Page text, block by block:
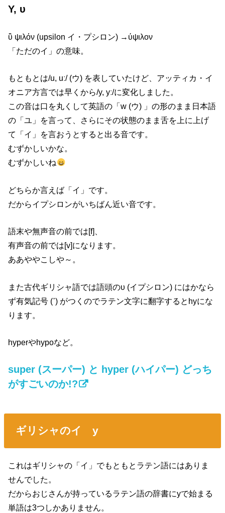
Υ, υ
ὒ ψιλόν (upsilon イ・プシロン) →ύψιλον
「ただのイ」の意味。
もともとは/u, uː/ (ウ) を表していたけど、アッティカ・イ
オニア方言では早くから/y, yː/に変化しました。
この音は口を丸くして英語の「w (ウ) 」の形のまま日本語
の「ユ」を言って、さらにその状態のまま舌を上に上げ
て「イ」を言おうとすると出る音です。
むずかしいかな。
むずかしいね
どちらか言えば「イ」です。
だからイプシロンがいちばん近い音です。
語末や無声音の前では[f]、
有声音の前では[v]になります。
ああややこしや～。
また古代ギリシャ語では語頭のυ (イプシロン) にはかなら
ず有気記号 (῾) がつくのでラテン文字に翻字するとhyにな
ります。
hyperやhypoなど。
super (スーパー) と hyper (ハイパー) どっち
がすごいのか!?
ギリシャのイ y
これはギリシャの「イ」でもともとラテン語にはありま
せんでした。
だからおじさんが持っているラテン語の辞書にyで始まる
単語は3つしかありません。